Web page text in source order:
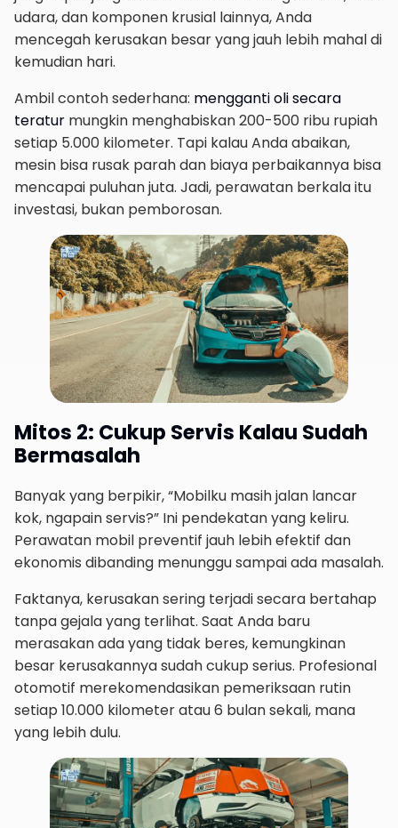
udara, dan komponen krusial lainnya, Anda
mencegah kerusakan besar yang jauh lebih mahal di
kemudian hari.
Ambil contoh sederhana: mengganti oli secara
teratur mungkin menghabiskan 200-500 ribu rupiah
setiap 5.000 kilometer. Tapi kalau Anda abaikan,
mesin bisa rusak parah dan biaya perbaikannya bisa
mencapai puluhan juta. Jadi, perawatan berkala itu
investasi, bukan pemborosan.
Mitos 2: Cukup Servis Kalau Sudah
Bermasalah
Banyak yang berpikir, “Mobilku masih jalan lancar
kok, ngapain servis?” Ini pendekatan yang keliru.
Perawatan mobil preventif jauh lebih efektif dan
ekonomis dibanding menunggu sampai ada masalah.
Faktanya, kerusakan sering terjadi secara bertahap
tanpa gejala yang terlihat. Saat Anda baru
merasakan ada yang tidak beres, kemungkinan
besar kerusakannya sudah cukup serius. Profesional
otomotif merekomendasikan pemeriksaan rutin
setiap 10.000 kilometer atau 6 bulan sekali, mana
yang lebih dulu.